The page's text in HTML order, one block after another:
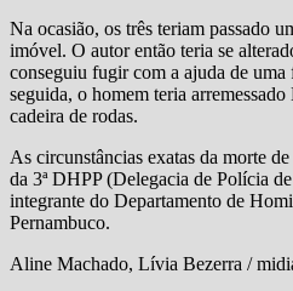
Na ocasião, os três teriam passado
imóvel. O autor então teria se
conseguiu fugir com a ajuda de
seguida, o homem teria
cadeira de rodas.
As circunstâncias exatas da morte
da 3ª DHPP (Delegacia de Polícia
integrante do Departamento de
Pernambuco.
Aline Machado, Lívia Bezerra /